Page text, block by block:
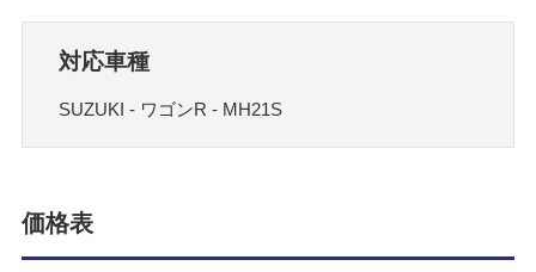
対応車種
SUZUKI - ワゴンR - MH21S
価格表